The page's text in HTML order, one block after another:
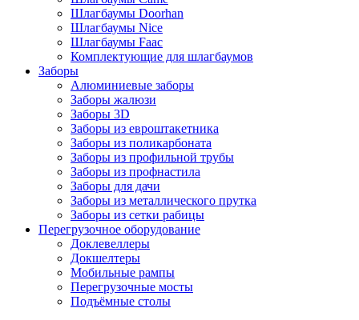
Шлагбаумы Doorhan
Шлагбаумы Nice
Шлагбаумы Faac
Комплектующие для шлагбаумов
Заборы
Алюминиевые заборы
Заборы жалюзи
Заборы 3D
Заборы из евроштакетника
Заборы из поликарбоната
Заборы из профильной трубы
Заборы из профнастила
Заборы для дачи
Заборы из металлического прутка
Заборы из сетки рабицы
Перегрузочное оборудование
Доклевеллеры
Докшелтеры
Мобильные рампы
Перегрузочные мосты
Подъёмные столы